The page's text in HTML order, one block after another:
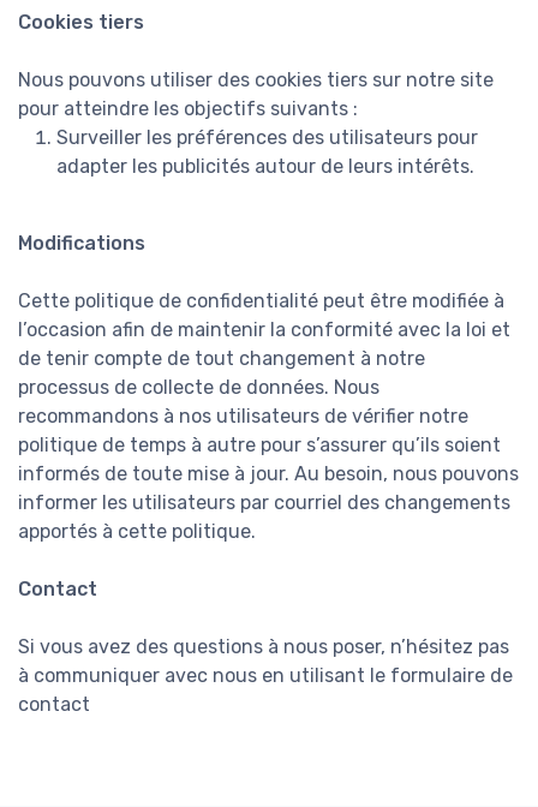
Cookies tiers
Nous pouvons utiliser des cookies tiers sur notre site
pour atteindre les objectifs suivants :
Surveiller les préférences des utilisateurs pour
adapter les publicités autour de leurs intérêts.
Modifications
Cette politique de confidentialité peut être modifiée à
l’occasion afin de maintenir la conformité avec la loi et
de tenir compte de tout changement à notre
processus de collecte de données. Nous
recommandons à nos utilisateurs de vérifier notre
politique de temps à autre pour s’assurer qu’ils soient
informés de toute mise à jour. Au besoin, nous pouvons
informer les utilisateurs par courriel des changements
apportés à cette politique.
Contact
Si vous avez des questions à nous poser, n’hésitez pas
à communiquer avec nous en utilisant le formulaire de
contact